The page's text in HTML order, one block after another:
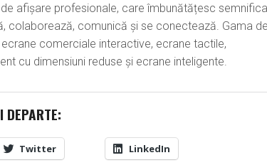
afișare profesionale, care îmbunătățesc
colaborează, comunică și se conectează. Gama de
comerciale interactive, ecrane tactile,
cu dimensiuni reduse și ecrane inteligente.
Twitter LinkedIn